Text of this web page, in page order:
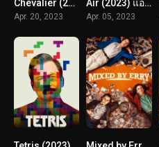
Chevalier (2023) เชอวาเลียร์
Apr. 20, 2023
Air (2023) แอร์ แผนล่าลายเซ็นยอดตำนาน
Apr. 05, 2023